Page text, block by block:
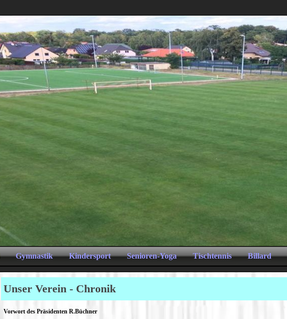
Gymnastik Kindersport Senioren-Yoga Tischtennis Billard
Unser Verein - Chronik
Vorwort des Präsidenten R.Büchner